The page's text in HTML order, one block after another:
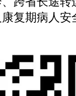
复期病人安